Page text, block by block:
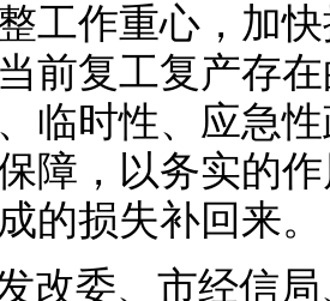
工作重心，加
前复工复产存
临时性、应急
障，以务实的
的损失补回来。
改委、市经信